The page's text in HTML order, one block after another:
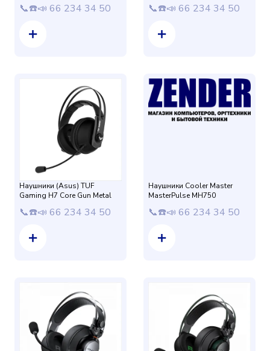
📞☎️📣 66 234 34 50 📞☎️📣 66 234 34 50
Наушники (Asus) TUF
Gaming H7 Core Gun Metal
📞☎️📣 66 234 34 50
Наушники Cooler Master
MasterPulse MH750
📞☎️📣 66 234 34 50